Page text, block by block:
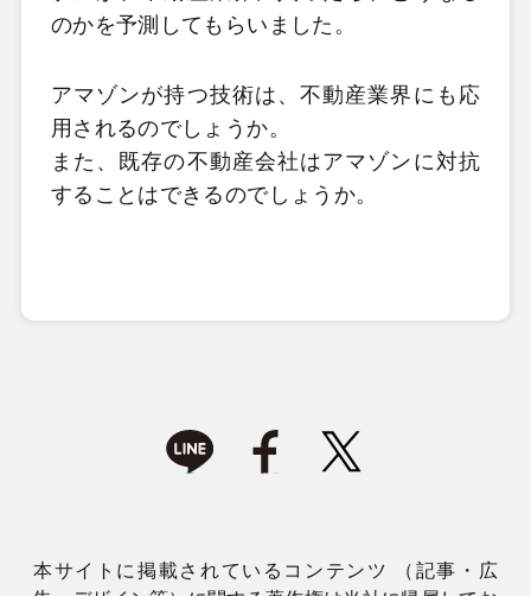
のかを予測してもらいました。
アマゾンが持つ技術は、不動産業界にも応
用されるのでしょうか。
また、既存の不動産会社はアマゾンに対抗
することはできるのでしょうか。
本サイトに掲載されているコンテンツ （記事・広